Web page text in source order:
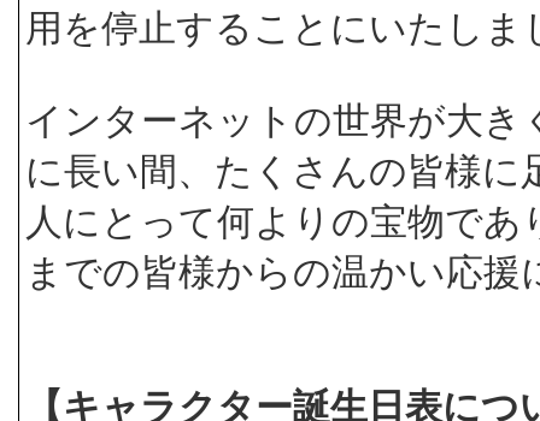
用を停止することにいたしま
インターネットの世界が大
に長い間、たくさんの皆様
人にとって何よりの宝物で
までの皆様からの温かい応
【キャラクター誕生日表に